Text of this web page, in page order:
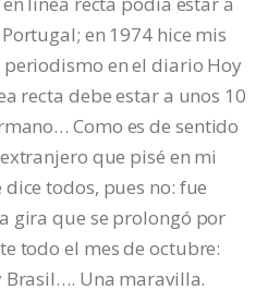
en 1974 hice mis
en el diario Hoy
recta debe estar a unos 10
Como es de sentido
que pisé en mi
todos, pues no: fue
gira que se prolongó por
todo el mes de octubre:
Brasil…. Una maravilla.